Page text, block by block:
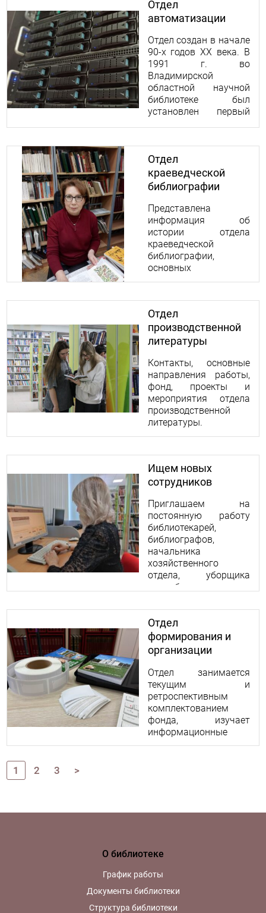
Отдел
автоматизации
Отдел создан в начале
90-х годов ХХ века. В
1991 г. во
Владимирской
областной научной
библиотеке был
установлен первый
Отдел
краеведческой
библиографии
Представлена
информация об
истории отдела
краеведческой
библиографии,
основных
направлениях работы,
деятельности, а также
контакты
структурного
подразделения.
Отдел
производственной
литературы
Контакты, основные
направления работы,
фонд, проекты и
мероприятия отдела
производственной
литературы.
Ищем новых
сотрудников
Приглашаем на
постоянную работу
библиотекарей,
библиографов,
начальника
хозяйственного
отдела, уборщика
служебных
по комплексному
обслуживанию и
ремонту зданий,
слесаря-сантехника.
Отдел
формирования и
организации
Отдел занимается
текущим и
ретроспективным
комплектованием
фонда, изучает
информационные
потребности и
1 2 3 >
О библиотеке
График работы
Документы библиотеки
Структура библиотеки